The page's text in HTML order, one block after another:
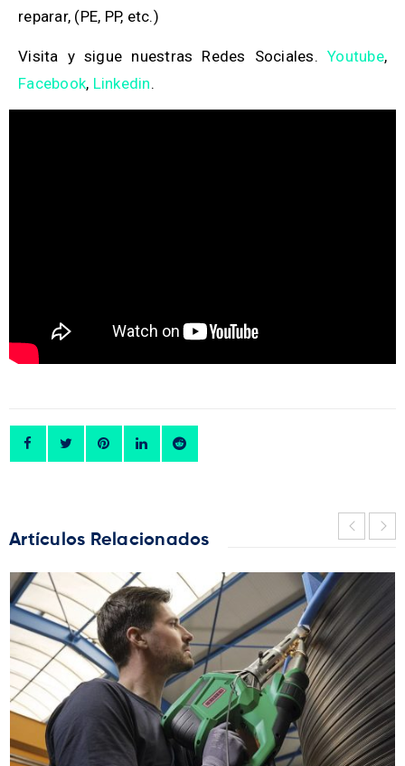
reparar, (PE, PP, etc.)
Visita y sigue nuestras Redes Sociales. Youtube,
Facebook, Linkedin.
Artículos Relacionados